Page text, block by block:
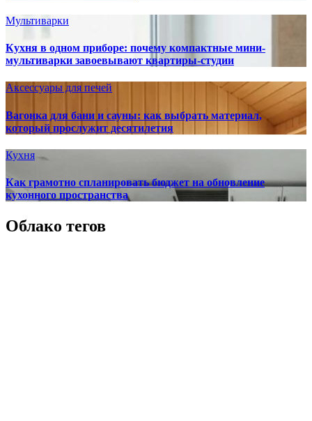
Мультиварки
Кухня в одном приборе: почему компактные мини-
мультиварки завоевывают квартиры-студии
Аксессуары для печей
Вагонка для бани и сауны: как выбрать материал,
который прослужит десятилетия
Кухня
Как грамотно спланировать бюджет на обновление
кухонного пространства
Облако тегов